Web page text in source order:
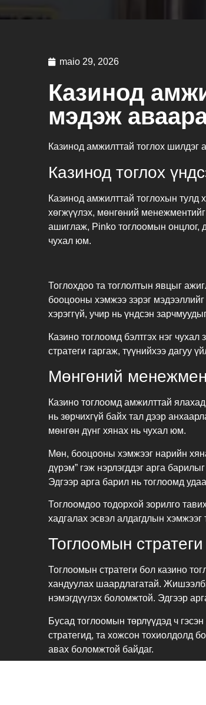
maio 29, 2026
Казинод
мэдэж
Казинод амжилттай тоглох шилдэг
Казинод тоглох
Казинод амжилттай тоглохын тулд
хөгжүүлэх, мөнгөний менежментийг
ашиглаж, Pinko тоглоомын онцлог,
чухал юм.
Тоглохдоо та тоглолтын явцыг
бооцооны хэмжээ зэрэг
хэрэггүй, учир нь үндсэн
Казино тоглоомд бэлтгэх нэг
стратеги гаргаж, түүнийхээ дагуу
Мөнгөний
Казино тоглоомд амжилттай
нь зөрчихгүй байх тал дээр
мөнгөн дүнг хянах нь чухал юм.
Мөн, бооцооны хэмжээг нарийн
дүрэм” гэж нэрлэгддэг арга
Эдгээр арга барил нь тоглоомд
Тоглоомдоо тодорхой зорилго
хадгалах эсвэл алдагдлын хэмжээг
Тоглоомын стратеги
Тоглоомын стратеги бол казино
хандуулах шаардлагатай.
нэмэгдүүлэх боломжтой. Эдгээр
Бусад тоглоомын төрлүүдэд ч
стратегид, та хожсон тохиолдолд
авах боломжтой байдаг.